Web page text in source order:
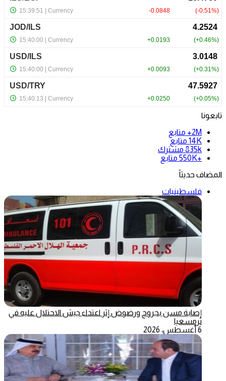
تابعونا
2M+
متابع
14K متابع
835k مشترك
+550K
متابع
المضاف حديثاً
فلسطينيات
إصابة مسن بجروح ورضوض إثر اعتداء جيش الاحتلال عليه في
ترمسعيا
6 أغسطس، 2026